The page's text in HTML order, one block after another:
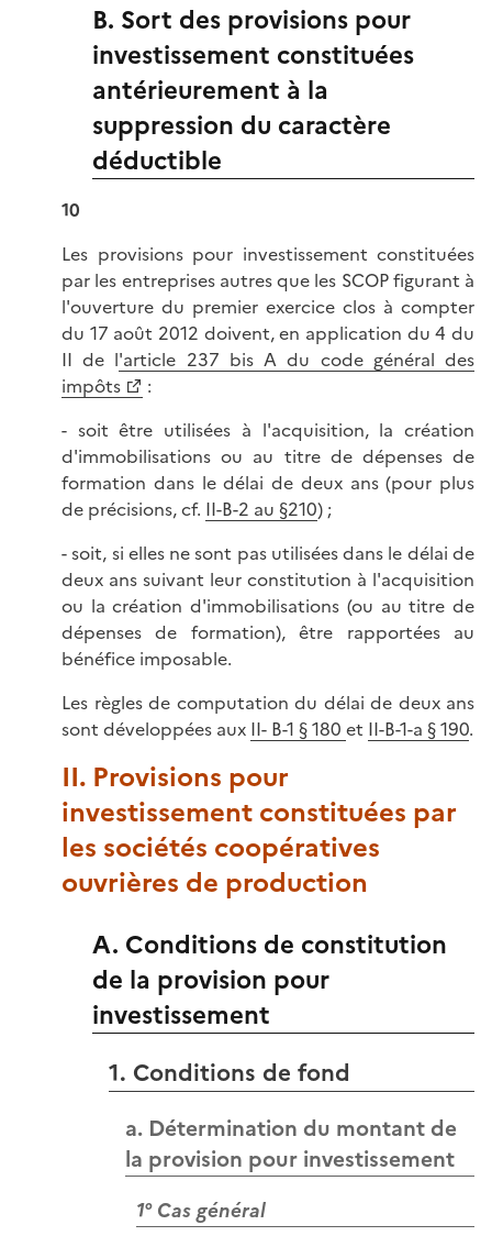
B. Sort des provisions pour
investissement constituées
antérieurement à la
suppression du caractère
déductible
10
Les provisions pour investissement constituées
par les entreprises autres que les SCOP figurant à
l'ouverture du premier exercice clos à compter
du 17 août 2012 doivent, en application du 4 du
II de l'article 237 bis A du code général des
impôts
:
- soit être utilisées à l'acquisition, la création
d'immobilisations ou au titre de dépenses de
formation dans le délai de deux ans (pour plus
de précisions, cf. II-B-2 au §210) ;
- soit, si elles ne sont pas utilisées dans le délai de
deux ans suivant leur constitution à l'acquisition
ou la création d'immobilisations (ou au titre de
dépenses de formation), être rapportées au
bénéfice imposable.
Les règles de computation du délai de deux ans
sont développées aux II- B-1 § 180 et II-B-1-a § 190.
II. Provisions pour
investissement constituées par
les sociétés coopératives
ouvrières de production
A. Conditions de constitution
de la provision pour
investissement
1. Conditions de fond
a. Détermination du montant de
la provision pour investissement
1° Cas général